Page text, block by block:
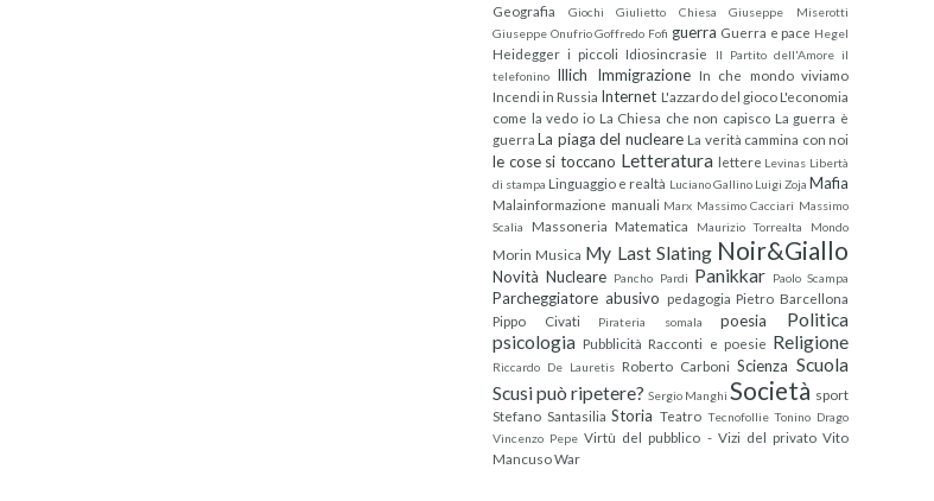
Geografia Giochi Giulietto Chiesa
Giuseppe Miserotti
Giuseppe Onufrio Goffredo Fofi guerra Guerra e pace Hegel
Heidegger i piccoli Idiosincrasie Il Partito dell'Amore il
telefonino Illich Immigrazione In che mondo viviamo
Incendi in Russia Internet L'azzardo del gioco L'economia
come la vedo io La Chiesa che non capisco La guerra è
guerra La piaga del nucleare La verità cammina con noi
le cose si toccano Letteratura lettere Levinas Libertà
di stampa Linguaggio e realtà Luciano Gallino Luigi Zoja Mafia
Malainformazione manuali Marx Massimo Cacciari Massimo
Scalia
Massoneria Matematica Maurizio Torrealta Mondo
Morin Musica My Last Slating Noir&Giallo
Novità Nucleare Pancho Pardi Panikkar Paolo Scampa
Parcheggiatore abusivo pedagogia Pietro Barcellona
Pippo Civati
Pirateria somala poesia
Politica
psicologia Pubblicità Racconti e poesie Religione
Riccardo De Lauretis Roberto Carboni Scienza Scuola
Scusi può ripetere? Sergio Manghi Società sport
Stefano Santasilia Storia Teatro Tecnofollie Tonino Drago
Vincenzo Pepe Virtù del pubblico - Vizi del privato Vito
MancusoWar